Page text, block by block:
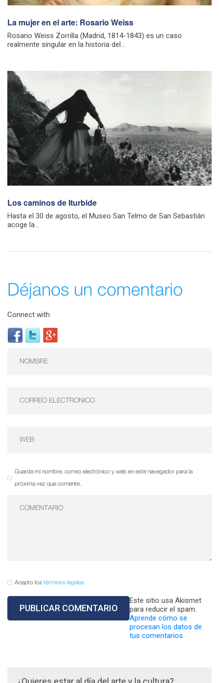
La mujer en el arte: Rosario Weiss
Rosario Weiss Zorrilla (Madrid, 1814-1843) es un caso
realmente singular en la historia del...
Los caminos de Iturbide
Hasta el 30 de agosto, el Museo San Telmo de San Sebastián
acoge la...
Déjanos un comentario
Connect with
Guarda mi nombre, correo electrónico y web en este navegador para la
próxima vez que comente.
Acepto los términos legales
Este sitio usa Akismet
para reducir el spam.
Aprende cómo se
procesan los datos de
tus comentarios.